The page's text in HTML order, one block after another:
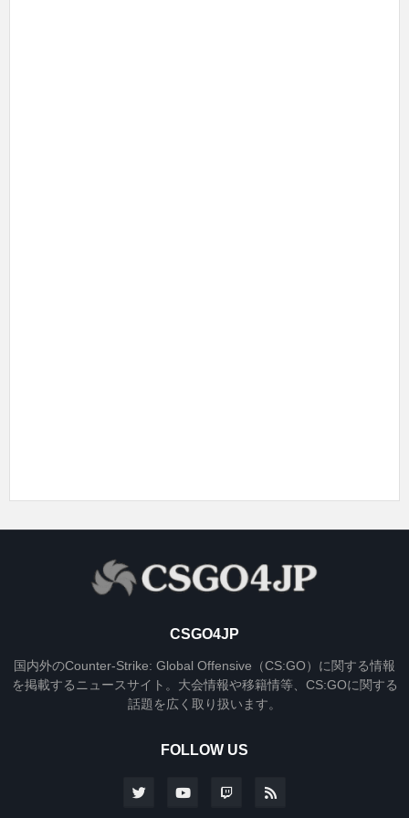
CSGO4JP
国内外のCounter-Strike: Global Offensive（CS:GO）に関する情報
を掲載するニュースサイト。大会情報や移籍情等、CS:GOに関する
話題を広く取り扱います。
FOLLOW US